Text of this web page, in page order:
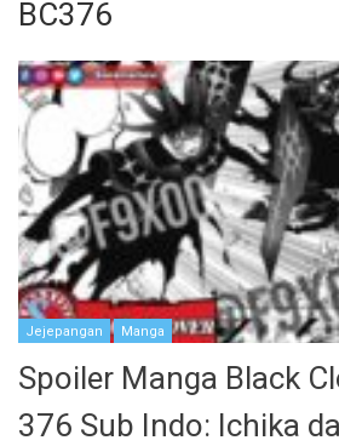
BC376
Jejepangan Manga
Spoiler Manga Black
376 Sub Indo: Ichika